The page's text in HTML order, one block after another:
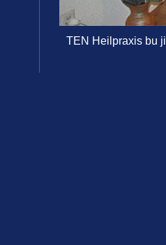
TEN Heilpraxis bu ji